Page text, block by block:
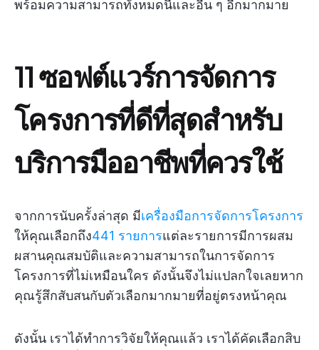
พร้อมความสามารถทั้งหมดนี้และอื่น ๆ อีกมากมาย
11 ซอฟต์แวร์การจัดการ
โครงการที่ดีที่สุดสำหรับ
บริการมืออาชีพที่ควรใช้
จากการนับครั้งล่าสุด มีเครื่องมือการจัดการโครงการ
ให้คุณเลือกถึง441 รายการแต่ละรายการมีการผสม
ผสานคุณสมบัติและความสามารถในการจัดการ
โครงการที่ไม่เหมือนใคร ดังนั้นจึงไม่แปลกใจเลยหาก
คุณรู้สึกสับสนกับตัวเลือกมากมายที่อยู่ตรงหน้าคุณ
ดังนั้น เราได้ทำการวิจัยให้คุณแล้ว เราได้คัดเลือกสิบ